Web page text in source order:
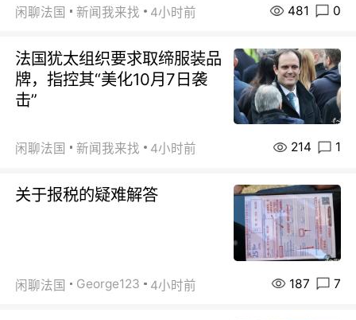
闲聊法国 新闻我来找 4小时前 481 0
法国犹太组织要求取缔服装品
牌，指控其“美化10月7日袭
击”
闲聊法国 新闻我来找 4小时前 214 1
关于报税的疑难解答
闲聊法国 George123 4小时前 187 7